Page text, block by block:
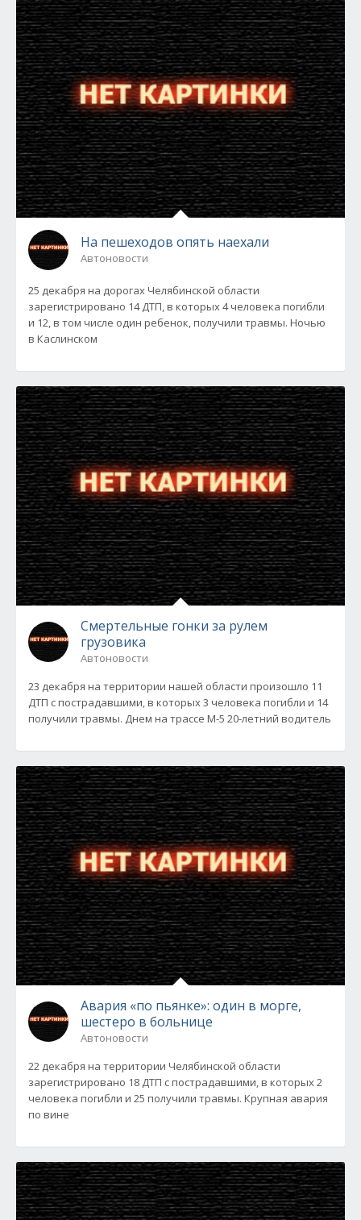
На пешеходов опять наехали
Автоновости
25 декабря на дорогах Челябинской области
зарегистрировано 14 ДТП, в которых 4 человека погибли
и 12, в том числе один ребенок, получили травмы. Ночью
в Каслинском
Смертельные гонки за рулем
грузовика
Автоновости
23 декабря на территории нашей области произошло 11
ДТП с пострадавшими, в которых 3 человека погибли и 14
получили травмы. Днем на трассе М-5 20-летний водитель
Авария «по пьянке»: один в морге,
шестеро в больнице
Автоновости
22 декабря на территории Челябинской области
зарегистрировано 18 ДТП с пострадавшими, в которых 2
человека погибли и 25 получили травмы. Крупная авария
по вине